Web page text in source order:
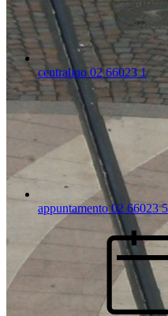
centralino 02 66023 1
appuntamento 02 66023